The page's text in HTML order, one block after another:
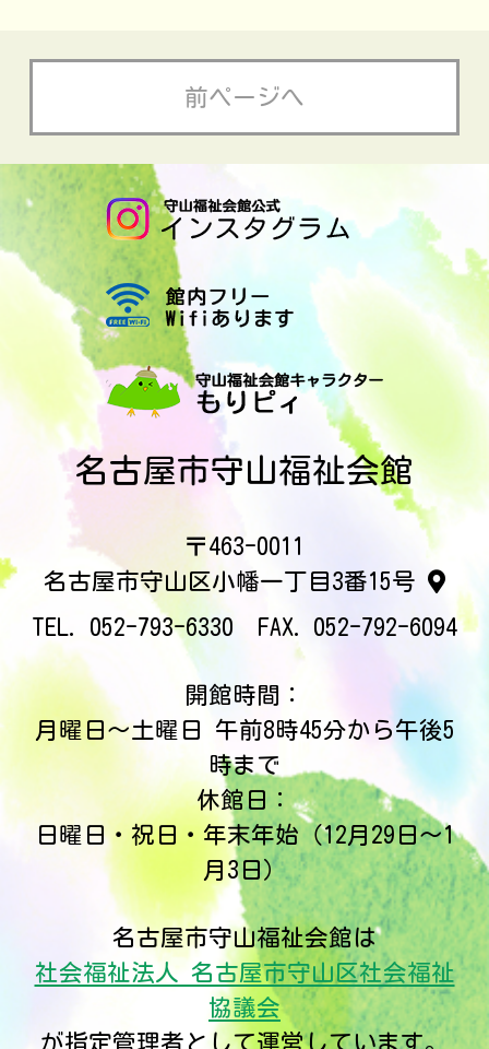
前ページへ
名古屋市守山福祉会館
463-0011
名古屋市守山区小幡一丁目3番15号
052-793-6330
052-792-6094
開館時間：
月曜日～土曜日 午前8時45分から午後5
時まで
休館日：
日曜日・祝日・年末年始（12月29日～1
月3日）
名古屋市守山福祉会館は
社会福祉法人 名古屋市守山区社会福祉
協議会
が指定管理者として運営しています。